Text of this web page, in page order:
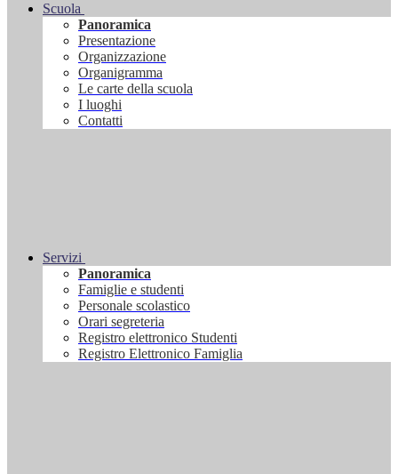
Scuola
Panoramica
Presentazione
Organizzazione
Organigramma
Le carte della scuola
I luoghi
Contatti
Servizi
Panoramica
Famiglie e studenti
Personale scolastico
Orari segreteria
Registro elettronico Studenti
Registro Elettronico Famiglia